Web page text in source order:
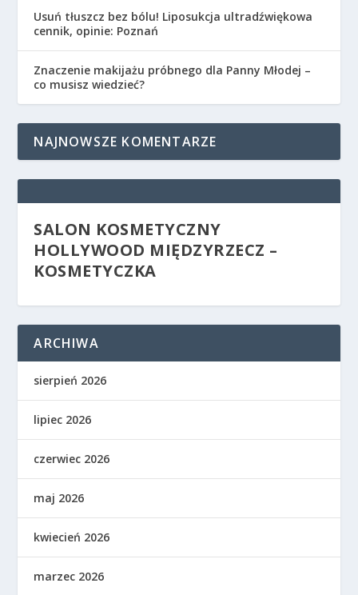
Usuń tłuszcz bez bólu! Liposukcja ultradźwiękowa
cennik, opinie: Poznań
Znaczenie makijażu próbnego dla Panny Młodej –
co musisz wiedzieć?
NAJNOWSZE KOMENTARZE
SALON KOSMETYCZNY
HOLLYWOOD MIĘDZYRZECZ –
KOSMETYCZKA
ARCHIWA
sierpień 2026
lipiec 2026
czerwiec 2026
maj 2026
kwiecień 2026
marzec 2026